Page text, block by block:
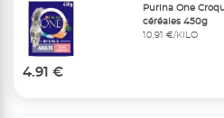
Purina One
céréales 450g
10,91 €/KILO
4.91 €